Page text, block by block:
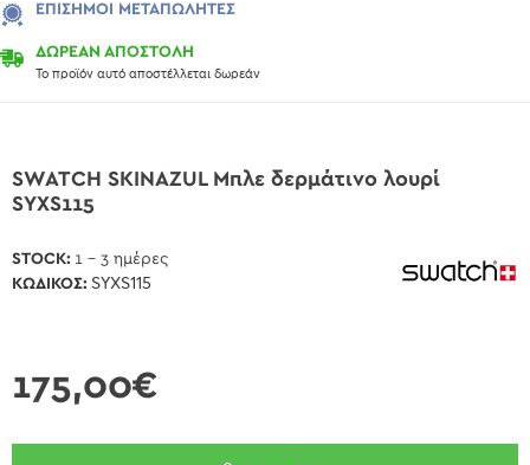
ΔΩΡΕΑΝ ΑΠΟΣΤΟΛΗ
Το προϊόν αυτό αποστέλλεται δωρεάν
ΕΠΊΣΗΜΟΙ ΜΕΤΑΠΩΛΗΤΈΣ
SWATCH SKINAZUL Μπλε δερμάτινο λουρί
SYXS115
175,00€
STOCK: 1 - 3 ημέρες
ΚΩΔΙΚΌΣ: SYXS115